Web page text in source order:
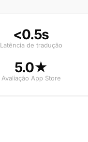
<0.5s
Latência de tradução
5.0★
Avaliação App Store